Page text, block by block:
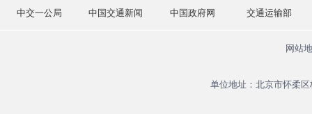
中交一公局 中国交通新闻 中国政府网 交通运输部
网站
单位地址：北京市怀柔区